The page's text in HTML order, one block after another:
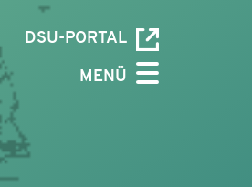
DSU-PORTAL
MENÜ